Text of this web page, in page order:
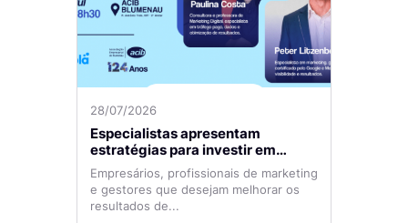
28/07/2026
Especialistas apresentam
estratégias para investir em
tráfego pago com mais eficiência
Empresários, profissionais de marketing
e gestores que desejam melhorar os
resultados de...